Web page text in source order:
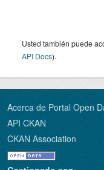
Usted también puede
API Docs).
Acerca de Portal Open
API CKAN
CKAN Association